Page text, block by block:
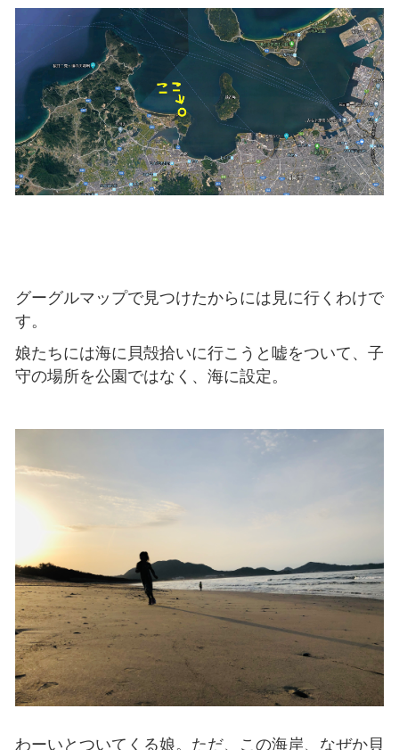
グーグルマップで見つけたからには見に行くわけで
す。
娘たちには海に貝殻拾いに行こうと嘘をついて、子
守の場所を公園ではなく、海に設定。
わーいとついてくる娘。ただ、この海岸、なぜか貝